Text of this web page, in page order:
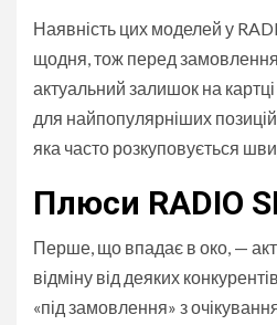
Наявність цих моделей у
щодня, тож перед
актуальний залишок на
для найпопулярніших
яка часто розкуповується
Плюси RADIO
Перше, що впадає в око, —
відміну від деяких
«під замовлення» з